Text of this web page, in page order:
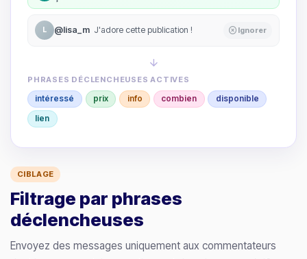
CIBLAGE
Filtrage par phrases
déclencheuses
Envoyez des messages uniquement aux commentateurs
L @lisa_m J'adore cette publication ! Ignorer
PHRASES DÉCLENCHEUSES ACTIVES
intéressé
prix info combien disponible
lien